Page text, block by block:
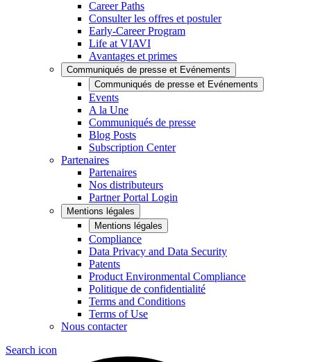
Career Paths
Consulter les offres et postuler
Early-Career Program
Life at VIAVI
Avantages et primes
Communiqués de presse et Evénements
Communiqués de presse et Evénements
Events
A la Une
Communiqués de presse
Blog Posts
Subscription Center
Partenaires
Partenaires
Nos distributeurs
Partner Portal Login
Mentions légales
Mentions légales
Compliance
Data Privacy and Data Security
Patents
Product Environmental Compliance
Politique de confidentialité
Terms and Conditions
Terms of Use
Nous contacter
Search icon